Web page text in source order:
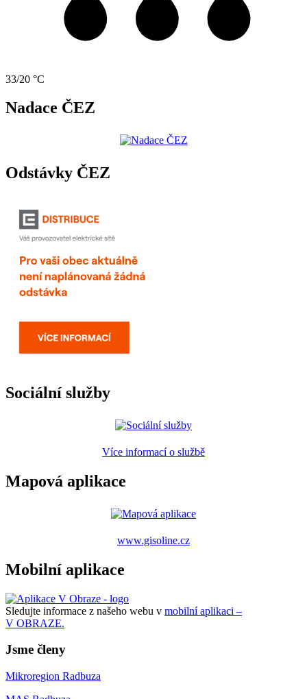
33/20 °C
Nadace ČEZ
Odstávky ČEZ
Sociální služby
Více informací o službě
Mapová aplikace
www.gisoline.cz
Mobilní aplikace
Sledujte informace z našeho webu v mobilní aplikaci –
V OBRAZE.
Jsme členy
Mikroregion Radbuza